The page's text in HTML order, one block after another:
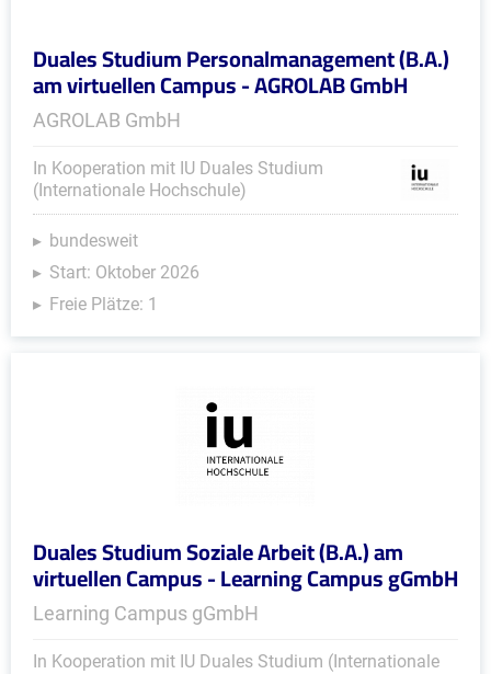
Duales Studium Personalmanagement (B.A.)
am virtuellen Campus - AGROLAB GmbH
AGROLAB GmbH
In Kooperation mit IU Duales Studium
(Internationale Hochschule)
bundesweit
Start: Oktober 2026
Freie Plätze: 1
Duales Studium Soziale Arbeit (B.A.) am
virtuellen Campus - Learning Campus gGmbH
Learning Campus gGmbH
In Kooperation mit IU Duales Studium (Internationale